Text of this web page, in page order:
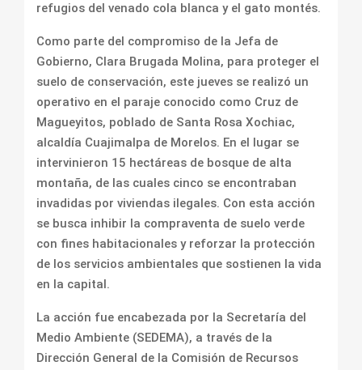
refugios del venado cola blanca y el gato montés.
Como parte del compromiso de la Jefa de
Gobierno, Clara Brugada Molina, para proteger el
suelo de conservación, este jueves se realizó un
operativo en el paraje conocido como Cruz de
Magueyitos, poblado de Santa Rosa Xochiac,
alcaldía Cuajimalpa de Morelos. En el lugar se
intervinieron 15 hectáreas de bosque de alta
montaña, de las cuales cinco se encontraban
invadidas por viviendas ilegales. Con esta acción
se busca inhibir la compraventa de suelo verde
con fines habitacionales y reforzar la protección
de los servicios ambientales que sostienen la vida
en la capital.
La acción fue encabezada por la Secretaría del
Medio Ambiente (SEDEMA), a través de la
Dirección General de la Comisión de Recursos